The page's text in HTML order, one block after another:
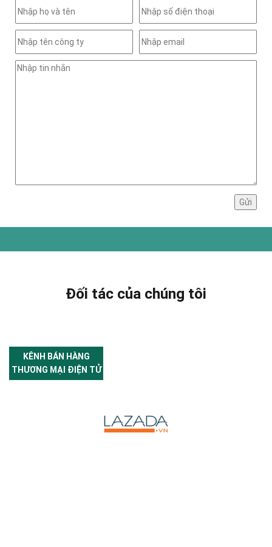
Đối tác của chúng tôi
KÊNH BÁN HÀNG
THƯƠNG MẠI ĐIỆN TỬ